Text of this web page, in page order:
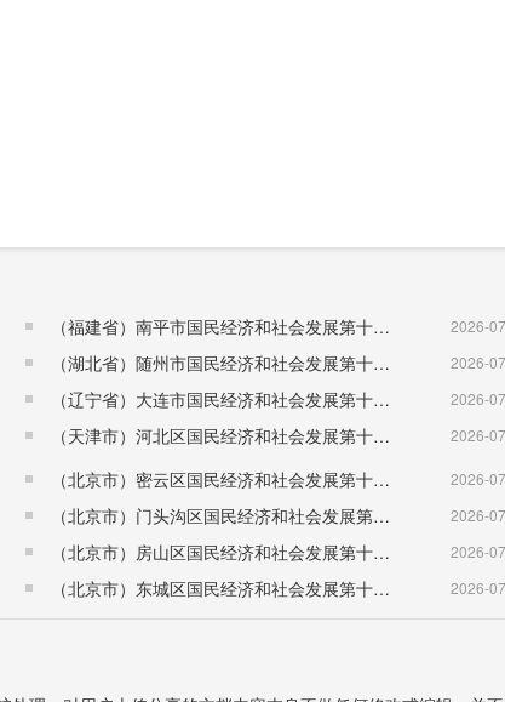
亡率为8‰;自然增长率为-2‰。
（福建省）南平市国民经济和社会发展第十五个五年规划纲要 2026-
（湖北省）随州市国民经济和社会发展第十五个五年规划纲要 2026-
（辽宁省）大连市国民经济和社会发展第十五个五年规划纲要 2026-
（天津市）河北区国民经济和社会发展第十五个五年规划纲要 2026-
（北京市）密云区国民经济和社会发展第十五个五年规划纲要 2026-
（北京市）门头沟区国民经济和社会发展第十五个五年规划纲要 2026-
（北京市）房山区国民经济和社会发展第十五个五年规划纲要 2026-
（北京市）东城区国民经济和社会发展第十五个五年规划纲要 2026-